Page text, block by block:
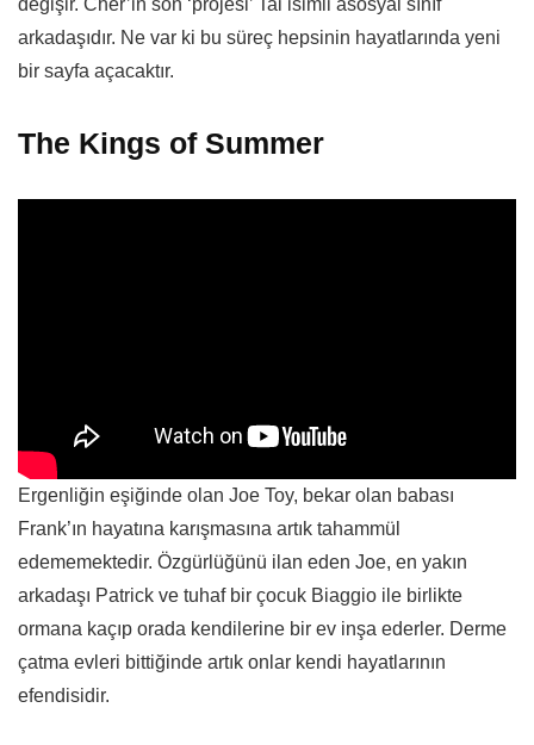
arkadaşıdır. Ne var ki bu süreç hepsinin hayatlarında yeni
bir sayfa açacaktır.
The Kings of Summer
Ergenliğin eşiğinde olan Joe Toy, bekar olan babası
Frank’ın hayatına karışmasına artık tahammül
edememektedir. Özgürlüğünü ilan eden Joe, en yakın
arkadaşı Patrick ve tuhaf bir çocuk Biaggio ile birlikte
ormana kaçıp orada kendilerine bir ev inşa ederler. Derme
çatma evleri bittiğinde artık onlar kendi hayatlarının
efendisidir.